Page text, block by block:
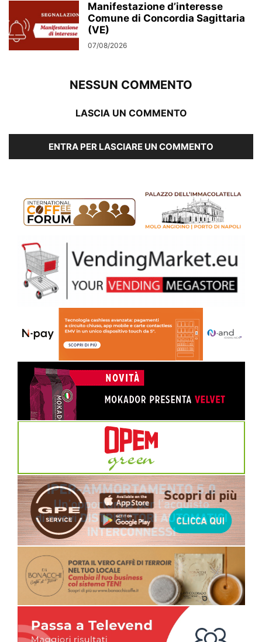
Manifestazione d’interesse
Comune di Concordia Sagittaria
(VE)
07/08/2026
NESSUN COMMENTO
LASCIA UN COMMENTO
ENTRA PER LASCIARE UN COMMENTO